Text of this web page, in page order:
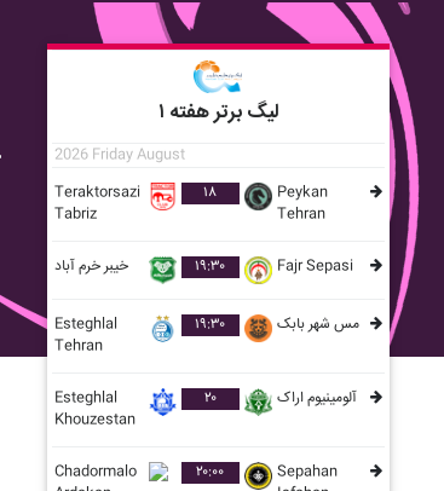
لیگ برتر هفته ۱
2026 Friday August
Teraktorsazi
Tabriz
۱۸
Peykan
Tehran
خيبر خرم آباد ۱۹:۳۰ Fajr Sepasi
Esteghlal
Tehran
۱۹:۳۰ مس شهر بابک
Esteghlal
Khouzestan
۲۰ آلومينيوم اراک
Chadormalo
۲۰:۰۰
Sepahan